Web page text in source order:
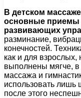
В детском
основные приемы
развивающих
разминание,
конечностей.
как и для
выполнены мягче,
массажа и
использовать
после этого